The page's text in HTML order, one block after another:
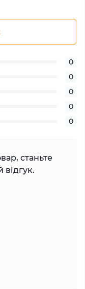
0
0
0
0
0
станьте